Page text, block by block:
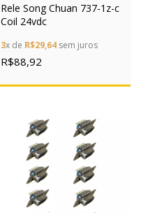
Rele Song Chuan 737-1z-c
Coil 24vdc
3x de R$29,64 sem juros
R$88,92